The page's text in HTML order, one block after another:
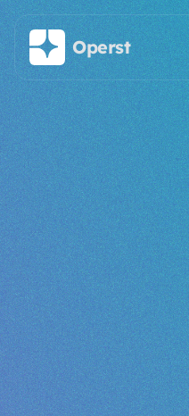
주요 콘텐츠로 건너뛰기
Operst